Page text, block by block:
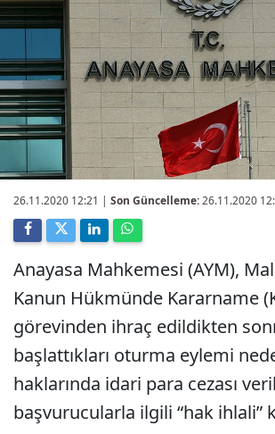
26.11.2020 12:21 | Son Güncelleme:26.11.2020
Anayasa Mahkemesi (AYM),
Kanun Hükmünde Kararname
görevinden ihraç edildikten
başlattıkları oturma eylemi
haklarında idari para cezası
başvurucularla ilgili “hak ihlali”